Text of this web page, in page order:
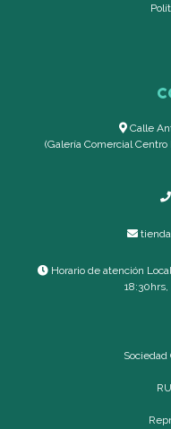
Calle
(Galería Comercial
Horario de atención
18:30hrs,